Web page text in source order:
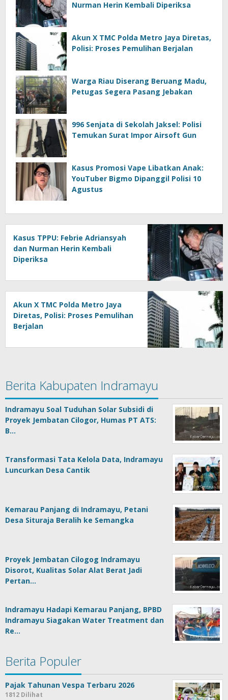
Nurman Herin Kembali Diperiksa
Akun X TMC Polda Metro Jaya Diretas,
Polisi: Proses Pemulihan Berjalan
Warga Riau Diserang Beruang Madu,
Petugas Segera Pasang Jebakan
996 Senjata di Sekolah Jaksel: Polisi
Temukan Surat Impor Airsoft Gun
Kasus Promosi Vape Libatkan Anak:
YouTuber Bigmo Dipanggil Polisi 10
Agustus
Kasus TPPU: Febrie Adriansyah
dan Nurman Herin Kembali
Diperiksa
Akun X TMC Polda Metro Jaya
Diretas, Polisi: Proses Pemulihan
Berjalan
Berita Kabupaten Indramayu
Indramayu Soal Tuduhan Solar Subsidi di
Proyek Jembatan Cilogor, Humas PT ATS:
B…
Transformasi Tata Kelola Data, Indramayu
Luncurkan Desa Cantik
Kemarau Panjang di Indramayu, Petani
Desa Situraja Beralih ke Semangka
Proyek Jembatan Cilogog Indramayu
Disorot, Kualitas Solar Alat Berat Jadi
Pertan…
Indramayu Hadapi Kemarau Panjang, BPBD
Indramayu Siagakan Water Treatment dan
Re…
Berita Populer
Pajak Tahunan Vespa Terbaru 2026
1812 Dilihat